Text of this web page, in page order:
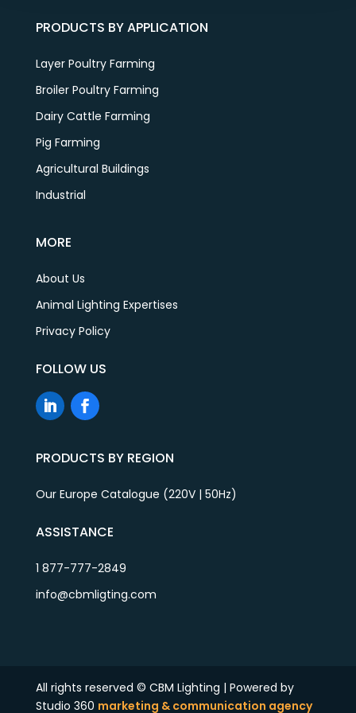
PRODUCTS BY APPLICATION
Layer Poultry Farming
Broiler Poultry Farming
Dairy Cattle Farming
Pig Farming
Agricultural Buildings
Industrial
MORE
About Us
Animal Lighting Expertises
Privacy Policy
FOLLOW US
PRODUCTS BY REGION
Our Europe Catalogue (220V | 50Hz)
ASSISTANCE
1 877-777-2849
info@cbmligting.com
All rights reserved © CBM Lighting | Powered by
Studio 360 marketing & communication agency